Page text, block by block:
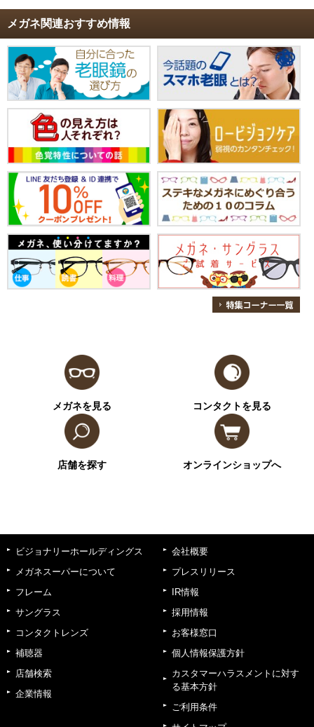
メガネ関連おすすめ情報
メガネを見る コンタクトを見る
店舗を探す オンラインショップへ
ビジョナリーホールディングス
メガネスーパーについて
フレーム
サングラス
コンタクトレンズ
補聴器
店舗検索
企業情報
会社概要
プレスリリース
IR情報
採用情報
お客様窓口
個人情報保護方針
カスタマーハラスメントに対す
る基本方針
ご利用条件